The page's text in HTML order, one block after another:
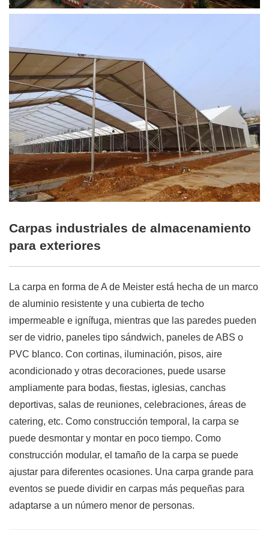
Carpas industriales de almacenamiento
para exteriores
La carpa en forma de A de Meister está hecha de un marco
de aluminio resistente y una cubierta de techo
impermeable e ignífuga, mientras que las paredes pueden
ser de vidrio, paneles tipo sándwich, paneles de ABS o
PVC blanco. Con cortinas, iluminación, pisos, aire
acondicionado y otras decoraciones, puede usarse
ampliamente para bodas, fiestas, iglesias, canchas
deportivas, salas de reuniones, celebraciones, áreas de
catering, etc. Como construcción temporal, la carpa se
puede desmontar y montar en poco tiempo. Como
construcción modular, el tamaño de la carpa se puede
ajustar para diferentes ocasiones. Una carpa grande para
eventos se puede dividir en carpas más pequeñas para
adaptarse a un número menor de personas.